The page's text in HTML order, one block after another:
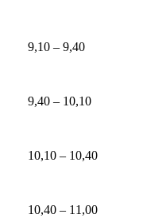
9,10 – 9,40
9,40 – 10,10
10,10 – 10,40
10,40 – 11,00